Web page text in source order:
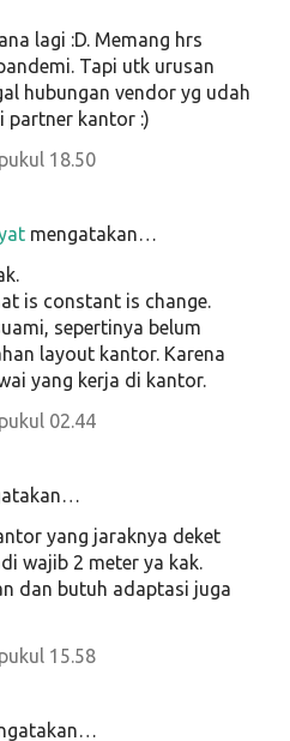
lagi :D. Memang hrs
Tapi utk urusan
hubungan vendor yg udah
partner kantor :)
18.50
mengatakan…
is constant is change.
sepertinya belum
layout kantor. Karena
yang kerja di kantor.
02.44
yang jaraknya deket
wajib 2 meter ya kak.
dan butuh adaptasi juga
15.58